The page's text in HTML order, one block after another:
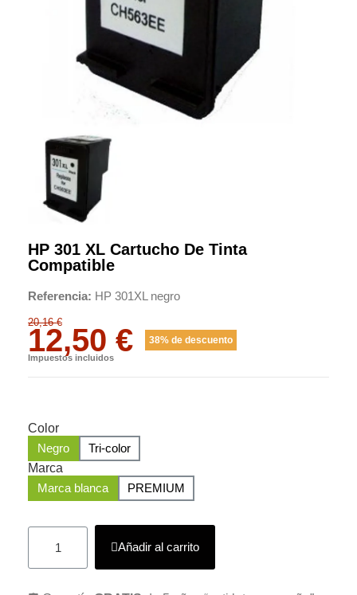
HP 301 XL Cartucho De Tinta
Compatible
Referencia HP 301XL negro
20,16 €
12,50 € 38% de descuento
Impuestos incluidos
Color
Negro
Tri-color
Marca
Marca blanca
PREMIUM
Añadir al carrito